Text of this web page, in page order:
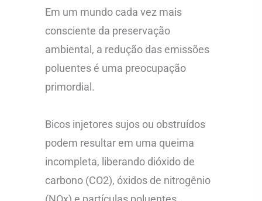
Em um mundo cada vez mais
consciente da preservação
ambiental, a redução das emissões
poluentes é uma preocupação
primordial.
Bicos injetores sujos ou obstruídos
podem resultar em uma queima
incompleta, liberando dióxido de
carbono (CO2), óxidos de nitrogênio